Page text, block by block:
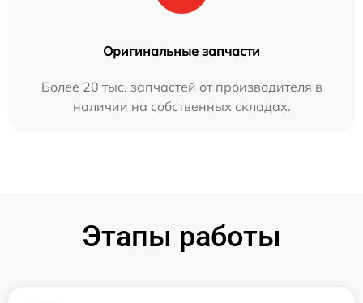
Оригинальные запчасти
Более 20 тыс. запчастей от производителя в
наличии на собственных складах.
Этапы работы